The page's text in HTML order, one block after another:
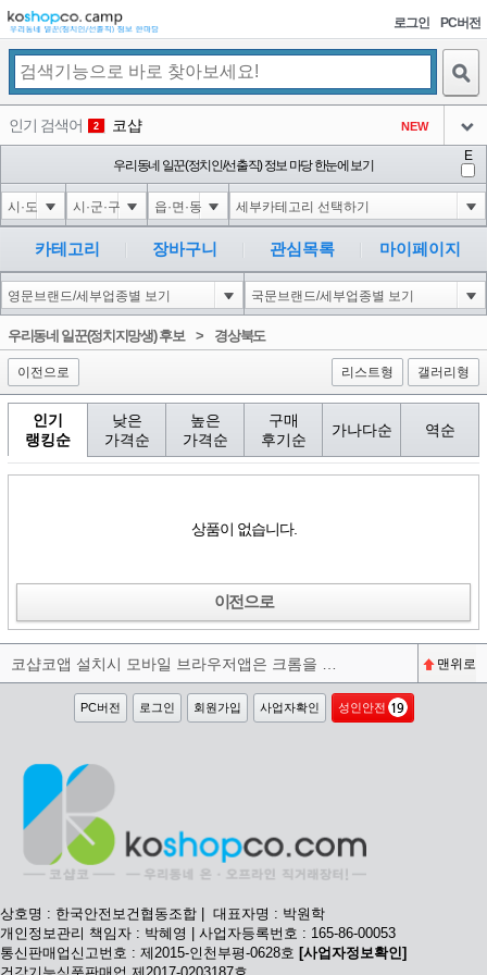
로그인 PC버전
인기 검색어 2 코샵 NEW
익스
아이콘
4 미끄럼방지
아이콘
5 대성설렁탕
아이콘
-16
6 10"XOR(1*if(now()=sysdate(),sleep(15),0))XOR"Z
아이콘
0
1
우리동네 일꾼(정치인/선출직) 정보 마당 한눈에 보기
E
카테고리 장바구니 관심목록 마이페이지
우리동네 일꾼(정치지망생) 후보> 경상북도
이전으로 리스트형 갤러리형
인기
랭킹순
낮은
가격순
높은
가격순
구매
후기순
가나다순 역순
상품이 없습니다.
이전으로
코샵코앱 설치시 모바일 브라우저앱은 크롬을 권장합니다^^ 맨위로
PC버전 로그인 회원가입 사업자확인 성인안전
상호명 : 한국안전보건협동조합 | 대표자명 : 박원학
개인정보관리 책임자 : 박혜영 | 사업자등록번호 : 165-86-00053
통신판매업신고번호 : 제2015-인천부평-0628호 [사업자정보확인]